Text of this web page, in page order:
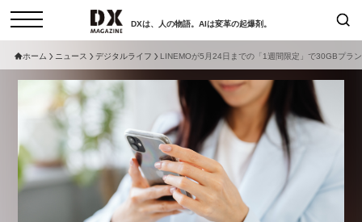
DXは、人の物語。AIは変革の起爆剤。
インタビュー
ニュース
サービスメニュー 日本オムニチャネル協会
トップページ
特集
検索
現在開催予定のセミナー
ホーム ニュース デジタルライフ LINEMOが5月24日までの「1週間限定」で30GBプラ